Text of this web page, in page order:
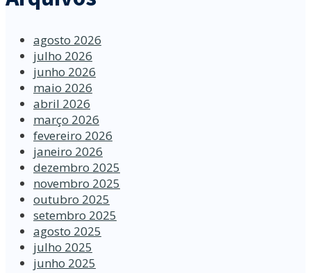
agosto 2026
julho 2026
junho 2026
maio 2026
abril 2026
março 2026
fevereiro 2026
janeiro 2026
dezembro 2025
novembro 2025
outubro 2025
setembro 2025
agosto 2025
julho 2025
junho 2025